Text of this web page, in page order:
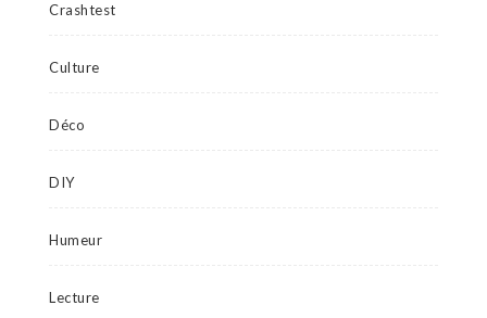
Crashtest
Culture
Déco
DIY
Humeur
Lecture